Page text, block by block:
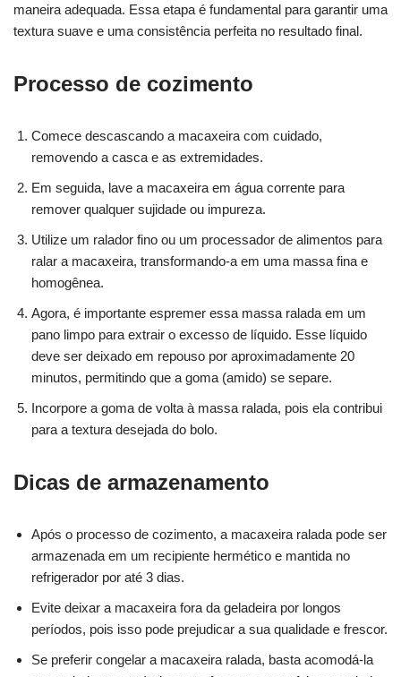
maneira adequada. Essa etapa é fundamental para garantir uma
textura suave e uma consistência perfeita no resultado final.
Processo de cozimento
Comece descascando a macaxeira com cuidado,
removendo a casca e as extremidades.
Em seguida, lave a macaxeira em água corrente para
remover qualquer sujidade ou impureza.
Utilize um ralador fino ou um processador de alimentos para
ralar a macaxeira, transformando-a em uma massa fina e
homogênea.
Agora, é importante espremer essa massa ralada em um
pano limpo para extrair o excesso de líquido. Esse líquido
deve ser deixado em repouso por aproximadamente 20
minutos, permitindo que a goma (amido) se separe.
Incorpore a goma de volta à massa ralada, pois ela contribui
para a textura desejada do bolo.
Dicas de armazenamento
Após o processo de cozimento, a macaxeira ralada pode ser
armazenada em um recipiente hermético e mantida no
refrigerador por até 3 dias.
Evite deixar a macaxeira fora da geladeira por longos
períodos, pois isso pode prejudicar a sua qualidade e frescor.
Se preferir congelar a macaxeira ralada, basta acomodá-la